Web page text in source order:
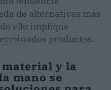
de alternativas más
ello implique
productos.
y la
mano se